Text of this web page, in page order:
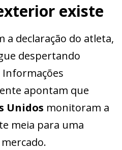
existe
a declaração do atleta,
despertando
apontam que
Unidos monitoram a
meia para uma